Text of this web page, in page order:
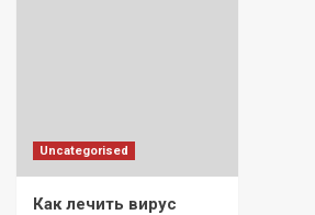
Uncategorised
Как лечить вирус